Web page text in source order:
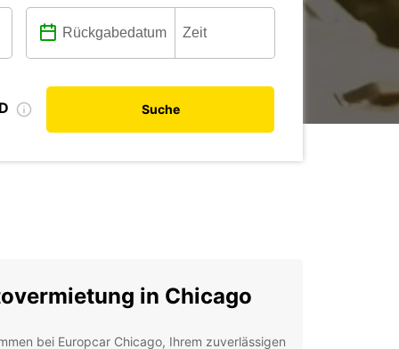
Suche
in Chicago
bei Europcar Chicago, Ihrem zuverlässigen